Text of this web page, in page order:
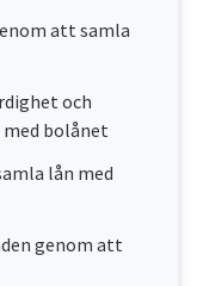
att samla
och
bolånet
lån med
genom att